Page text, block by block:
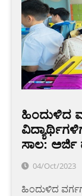
ಹಿಂದುಳಿದ
ಸಾಲ: ಅರ್ಜಿ
04/Oct/2023
ಹಿಂದುಳಿದ